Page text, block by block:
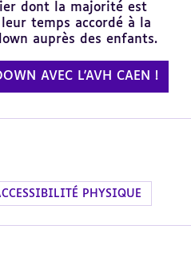
dont la majorité est
temps accordé à la
auprès des enfants.
AVEC L'AVH CAEN !
PHYSIQUE